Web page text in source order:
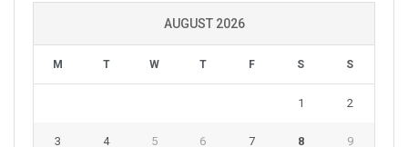
AUGUST 2026
M T W T F S S
1 2
3 4 5 6 7 8 9